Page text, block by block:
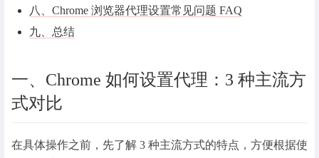
八、Chrome 浏览器代理设置常见问题 FAQ
九、总结
一、Chrome 如何设置代理：3 种主流方
式对比
在具体操作之前，先了解 3 种主流方式的特点，方便根据使